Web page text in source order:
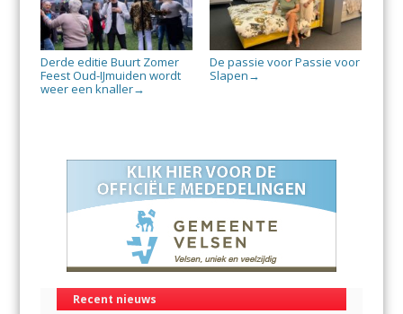
Derde editie Buurt Zomer
Feest Oud-IJmuiden wordt
weer een knaller→
De passie voor Passie voor
Slapen →
Recent nieuws